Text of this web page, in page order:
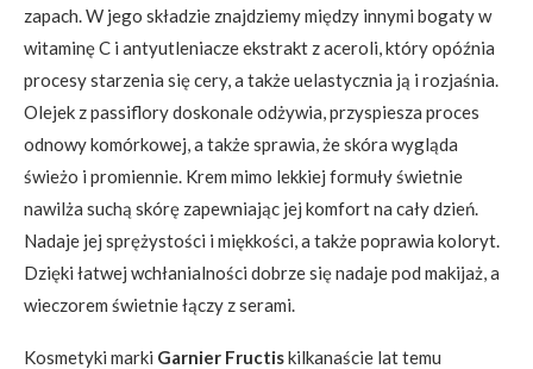
zapach. W jego składzie znajdziemy między innymi bogaty w
witaminę C i antyutleniacze ekstrakt z aceroli, który opóźnia
procesy starzenia się cery, a także uelastycznia ją i rozjaśnia.
Olejek z passiflory doskonale odżywia, przyspiesza proces
odnowy komórkowej, a także sprawia, że skóra wygląda
świeżo i promiennie. Krem mimo lekkiej formuły świetnie
nawilża suchą skórę zapewniając jej komfort na cały dzień.
Nadaje jej sprężystości i miękkości, a także poprawia koloryt.
Dzięki łatwej wchłanialności dobrze się nadaje pod makijaż, a
wieczorem świetnie łączy z serami.
Kosmetyki marki Garnier Fructiskilkanaście lat temu